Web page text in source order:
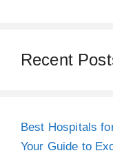
Recent
Best Hospitals
Your Guide to